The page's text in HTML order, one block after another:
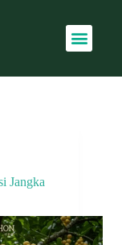
Jangka